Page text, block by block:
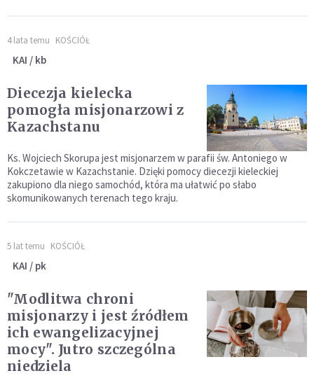
4 lata temu KOŚCIÓŁ
KAI / kb
Diecezja kielecka
pomogła misjonarzowi z
Kazachstanu
Ks. Wojciech Skorupa jest misjonarzem w parafii św. Antoniego w
Kokczetawie w Kazachstanie. Dzięki pomocy diecezji kieleckiej
zakupiono dla niego samochód, która ma ułatwić po słabo
skomunikowanych terenach tego kraju.
5 lat temu KOŚCIÓŁ
KAI / pk
"Modlitwa chroni
misjonarzy i jest źródłem
ich ewangelizacyjnej
mocy". Jutro szczególna
niedziela